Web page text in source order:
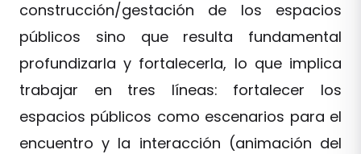
construcción/gestación de los espacios
públicos sino que resulta fundamental
profundizarla y fortalecerla, lo que implica
trabajar en tres líneas: fortalecer los
espacios públicos como escenarios para el
encuentro y la interacción (animación del